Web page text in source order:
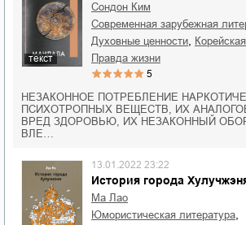
текст
Сондон Ким
современная зарубежная
духовные ценности
правда жизни
5
НЕЗАКОННОЕ ПОТРЕБЛЕНИЕ
ПСИХОТРОПНЫХ ВЕЩЕСТВ, ИХ
ВРЕД ЗДОРОВЬЮ, ИХ НЕЗАКОННЫЙ
ВЛЕ…
История города
13.01.2022 23:22
Ма Лао
юмористическая литература